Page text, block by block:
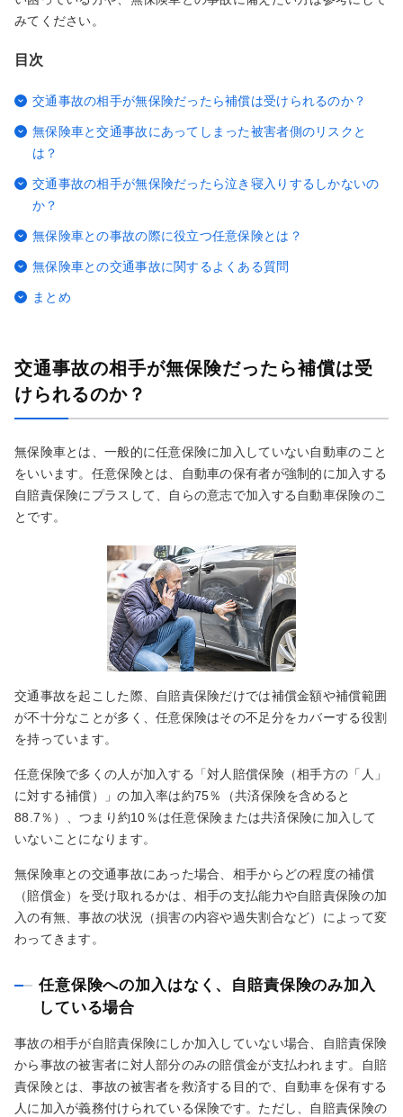
みてください。
目次
交通事故の相手が無保険だったら補償は受けられるのか？
無保険車と交通事故にあってしまった被害者側のリスクと
は？
交通事故の相手が無保険だったら泣き寝入りするしかないの
か？
無保険車との事故の際に役立つ任意保険とは？
無保険車との交通事故に関するよくある質問
まとめ
交通事故の相手が無保険だったら補償は受
けられるのか？
無保険車とは、一般的に任意保険に加入していない自動車のこと
をいいます。任意保険とは、自動車の保有者が強制的に加入する
自賠責保険にプラスして、自らの意志で加入する自動車保険のこ
とです。
交通事故を起こした際、自賠責保険だけでは補償金額や補償範囲
が不十分なことが多く、任意保険はその不足分をカバーする役割
を持っています。
任意保険で多くの人が加入する「対人賠償保険（相手方の「人」
に対する補償）」の加入率は約75％（共済保険を含めると
88.7％）、つまり約10％は任意保険または共済保険に加入して
いないことになります。
無保険車との交通事故にあった場合、相手からどの程度の補償
（賠償金）を受け取れるかは、相手の支払能力や自賠責保険の加
入の有無、事故の状況（損害の内容や過失割合など）によって変
わってきます。
任意保険への加入はなく、自賠責保険のみ加入
している場合
事故の相手が自賠責保険にしか加入していない場合、自賠責保険
から事故の被害者に対人部分のみの賠償金が支払われます。自賠
責保険とは、事故の被害者を救済する目的で、自動車を保有する
人に加入が義務付けられている保険です。ただし、自賠責保険の